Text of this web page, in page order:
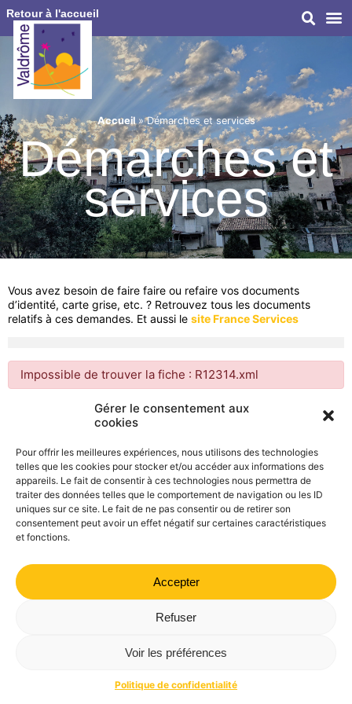
Gérer le consentement aux
cookies
Pour offrir les meilleures expériences, nous utilisons des technologies
telles que les cookies pour stocker et/ou accéder aux informations des
appareils. Le fait de consentir à ces technologies nous permettra de
traiter des données telles que le comportement de navigation ou les ID
uniques sur ce site. Le fait de ne pas consentir ou de retirer son
consentement peut avoir un effet négatif sur certaines caractéristiques
et fonctions.
Accepter
Refuser
Voir les préférences
Politique de confidentialité
Retour à l'accueil
Accueil»Démarches et services
Démarches et
services
Vous avez besoin de faire faire ou refaire vos documents
d’identité, carte grise, etc. ? Retrouvez tous les documents
relatifs à ces demandes. Et aussi le site France Services
Impossible de trouver la fiche : R12314.xml
Mairie de Valdrôme | 14 rue Haute, 26310 Valdrôme | 04 75
Politique de confidentialité
Mentions légales Plan du site